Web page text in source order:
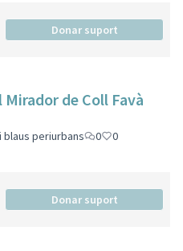
Donar suport
Mirador de Coll Favà
blaus periurbans
0
0
Donar suport